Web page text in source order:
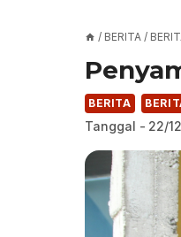
/ BERITA /
BERITA
Tanggal - 22/